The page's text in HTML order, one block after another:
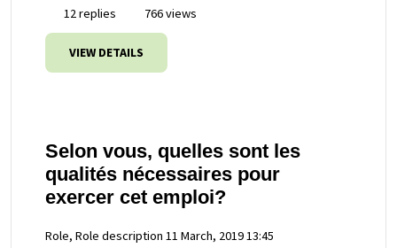
12 replies
766 views
VIEW DETAILS
Selon vous, quelles sont les
qualités nécessaires pour
exercer cet emploi?
Role, Role description 11 March, 2019 13:45